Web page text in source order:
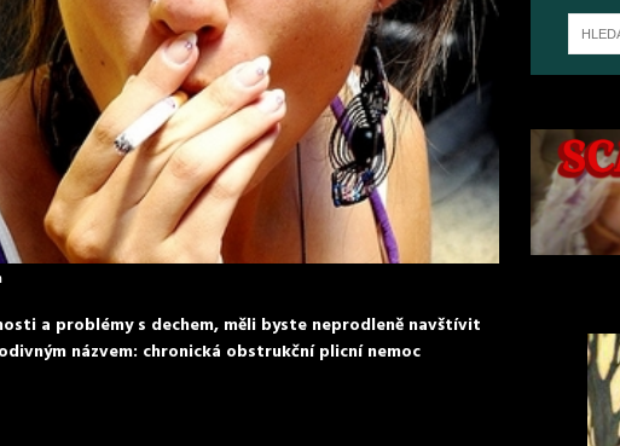
a problémy s dechem, měli byste neprodleně navštívit
názvem: chronická obstrukční plicní nemoc